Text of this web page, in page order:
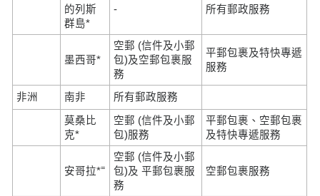
的列斯
群島*
- 所有郵政服務
墨西哥*
空郵 (信件及小郵
包)及空郵包裹服
務
平郵包裹及特快專遞
服務
非洲 南非 所有郵政服務
莫桑比
克*
空郵 (信件及小郵
包)服務
平郵包裹、空郵包裹
及特快專遞服務
安哥拉*=
空郵 (信件及小郵
包)及 平郵包裹服
務
空郵包裹服務